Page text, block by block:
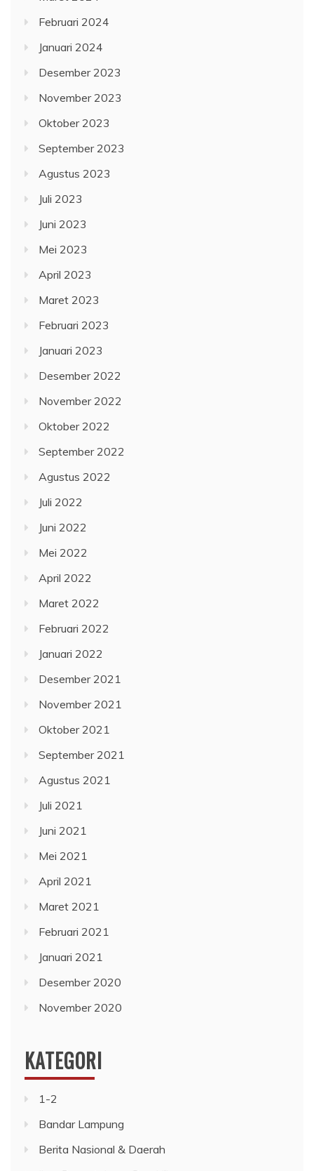
Februari 2024
Januari 2024
Desember 2023
November 2023
Oktober 2023
September 2023
Agustus 2023
Juli 2023
Juni 2023
Mei 2023
April 2023
Maret 2023
Februari 2023
Januari 2023
Desember 2022
November 2022
Oktober 2022
September 2022
Agustus 2022
Juli 2022
Juni 2022
Mei 2022
April 2022
Maret 2022
Februari 2022
Januari 2022
Desember 2021
November 2021
Oktober 2021
September 2021
Agustus 2021
Juli 2021
Juni 2021
Mei 2021
April 2021
Maret 2021
Februari 2021
Januari 2021
Desember 2020
November 2020
KATEGORI
1-2
Bandar Lampung
Berita Nasional & Daerah